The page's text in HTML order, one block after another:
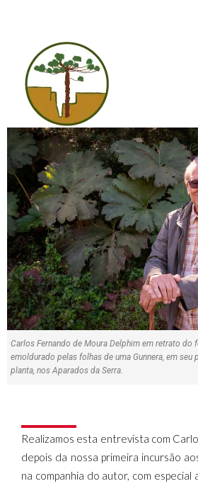
Carlos Fernando de Moura Delphim em retrato do
emoldurado pelas folhas de uma Gunnera, em
planta, nos Aparados da Serra.
Realizamos esta entrevista com
depois da nossa primeira incursão
na companhia do autor, com